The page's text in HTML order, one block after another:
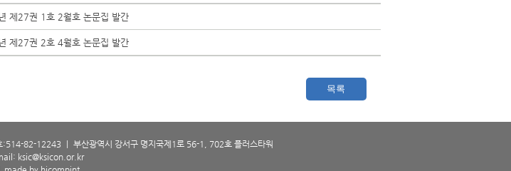
제27권 1호 2월호 논문집 발간
제27권 2호 4월호 논문집 발간
목록
:514-82-12243 ㅣ 부산광역시 강서구 명지국제1로 56-1, 702호 플러스타워
ksic@ksicon.or.kr